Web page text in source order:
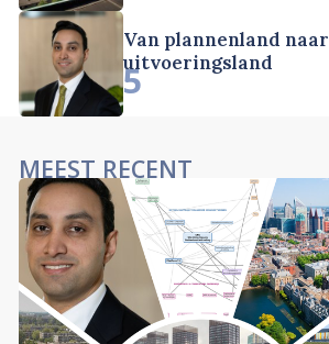
Van plannenland naar
uitvoeringsland
5
MEEST RECENT